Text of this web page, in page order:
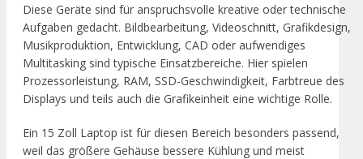
Diese Geräte sind für anspruchsvolle kreative oder technische
Aufgaben gedacht. Bildbearbeitung, Videoschnitt, Grafikdesign,
Musikproduktion, Entwicklung, CAD oder aufwendiges
Multitasking sind typische Einsatzbereiche. Hier spielen
Prozessorleistung, RAM, SSD-Geschwindigkeit, Farbtreue des
Displays und teils auch die Grafikeinheit eine wichtige Rolle.
Ein 15 Zoll Laptop ist für diesen Bereich besonders passend,
weil das größere Gehäuse bessere Kühlung und meist